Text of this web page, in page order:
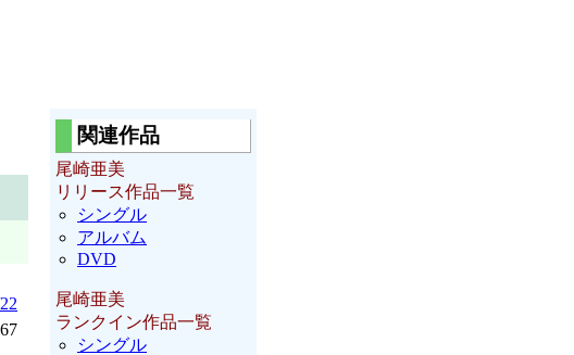
関連作品
尾崎亜美
リリース作品一覧
シングル
アルバム
DVD
尾崎亜美
ランクイン作品一覧
シングル